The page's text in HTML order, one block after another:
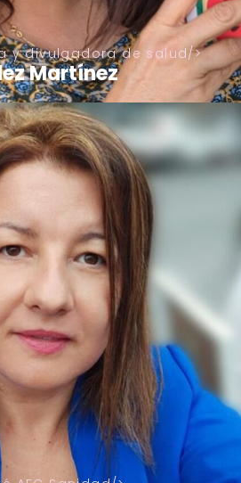
y divulgadora de salud
Martínez